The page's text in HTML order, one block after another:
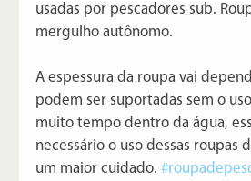
usadas por pescadores sub.
mergulho autônomo.
A espessura da roupa vai
podem ser suportadas sem o
muito tempo dentro da água,
necessário o uso dessas
um maior cuidado.